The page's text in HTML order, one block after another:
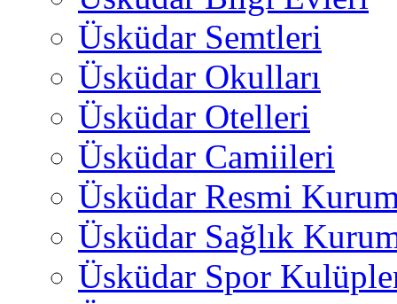
Üsküdar Semtleri
Üsküdar Okulları
Üsküdar Otelleri
Üsküdar Camiileri
Üsküdar Resmi
Üsküdar Sağlık
Üsküdar Spor